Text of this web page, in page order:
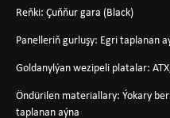
Reňki: Çuňňur gara (Black)
Panelleriň gurluşy: Egri taplanan
Goldanylýan wezipeli platalar:
Öndürilen materiallary: Ýokary
taplanan aýna